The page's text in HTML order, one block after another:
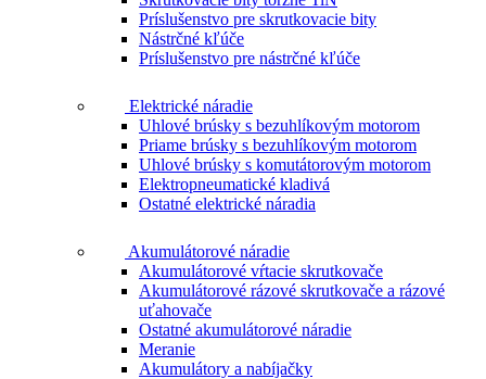
Príslušenstvo pre skrutkovacie bity
Nástrčné kľúče
Príslušenstvo pre nástrčné kľúče
Elektrické náradie
Uhlové brúsky s bezuhlíkovým motorom
Priame brúsky s bezuhlíkovým motorom
Uhlové brúsky s komutátorovým motorom
Elektropneumatické kladivá
Ostatné elektrické náradia
Akumulátorové náradie
Akumulátorové vŕtacie skrutkovače
Akumulátorové rázové skrutkovače a rázové
uťahovače
Ostatné akumulátorové náradie
Meranie
Akumulátory a nabíjačky